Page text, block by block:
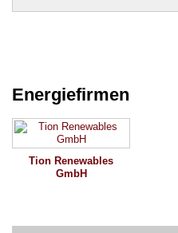
Energiefirmen
Tion Renewables
GmbH